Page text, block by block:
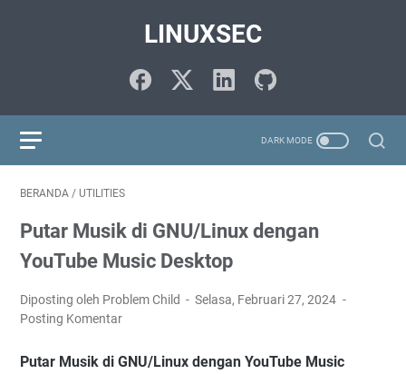
LINUXSEC
BERANDA / UTILITIES
Putar Musik di GNU/Linux dengan
YouTube Music Desktop
Diposting oleh Problem Child
Selasa, Februari 27, 2024
Posting Komentar
Putar Musik di GNU/Linux dengan YouTube Music